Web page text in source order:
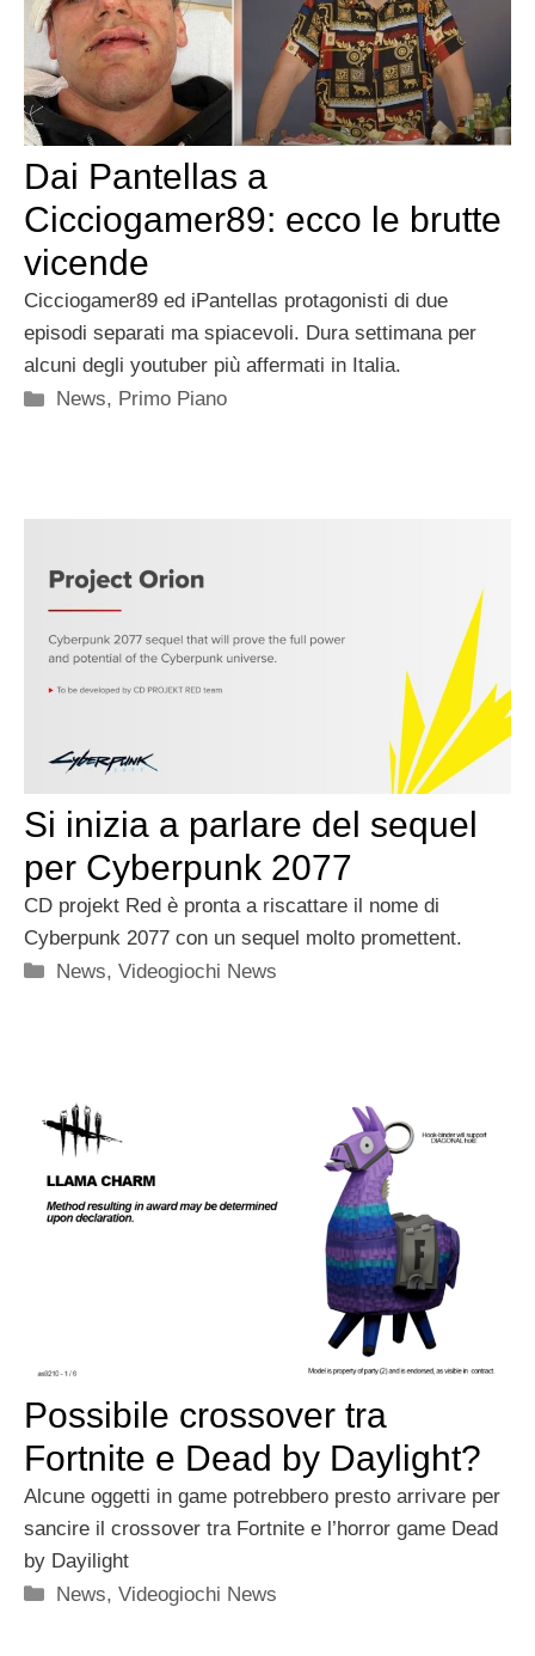
Dai Pantellas a
Cicciogamer89: ecco le brutte
vicende
Cicciogamer89 ed iPantellas protagonisti di due
episodi separati ma spiacevoli. Dura settimana per
alcuni degli youtuber più affermati in Italia.
Categorie
News, Primo Piano
Si inizia a parlare del sequel
per Cyberpunk 2077
CD projekt Red è pronta a riscattare il nome di
Cyberpunk 2077 con un sequel molto promettent.
Categorie
News,Videogiochi News
Possibile crossover tra
Fortnite e Dead by Daylight?
Alcune oggetti in game potrebbero presto arrivare per
sancire il crossover tra Fortnite e l’horror game Dead
by Dayilight
Categorie
News,Videogiochi News